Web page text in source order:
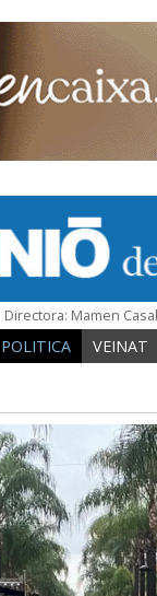
Mamen
POLITICA VEINAT